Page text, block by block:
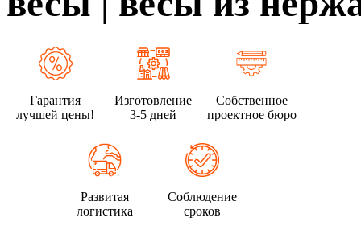
Гарантия
лучшей цены!
Изготовление
3-5 дней
Собственное
проектное бюро
Развитая
логистика
Соблюдение
сроков